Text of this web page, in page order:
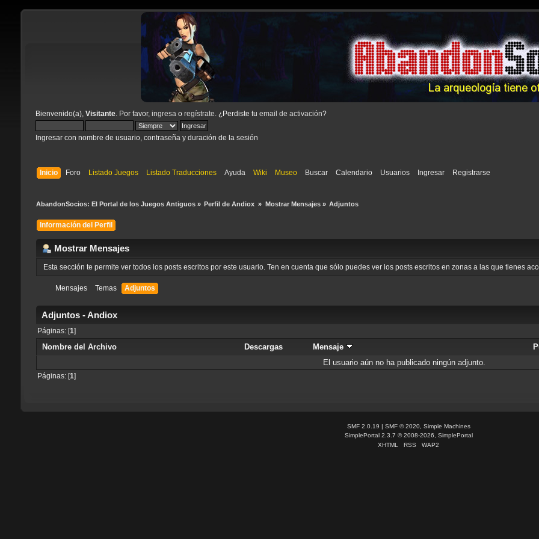
Bienvenido(a), Visitante. Por favor, ingresa o regístrate . ¿Perdiste tu email de activación?
Ingresar con nombre de usuario, contraseña y duración de la sesión
Inicio Foro Listado Juegos Listado Traducciones Ayuda Wiki Museo Buscar Calendario Usuarios Ingresar Registrarse
AbandonSocios: El Portal de los Juegos Antiguos» Perfil de Andiox » Mostrar Mensajes» Adjuntos
Información del Perfil
Mostrar Mensajes
Esta sección te permite ver todos los posts escritos por este usuario. Ten en cuenta que sólo puedes ver los posts escritos en zonas a las que tienes
Mensajes Temas Adjuntos
Adjuntos - Andiox
Páginas: [ 1]
Nombre del Archivo Descargas Mensaje
El usuario aún no ha publicado ningún adjunto.
Páginas: [1]
SMF 2.0.19 | SMF © 2020, Simple Machines
SimplePortal 2.3.7 © 2008-2026, SimplePortal
XHTML
RSS WAP2